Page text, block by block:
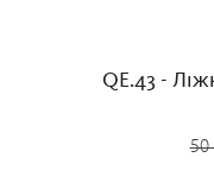
QE.43 -
50